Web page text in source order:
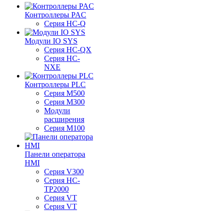
Контроллеры PAC
Серия HC-Q
Модули IO SYS
Серия HC-QX
Серия HC-
NXE
Контроллеры PLC
Серия M500
Серия M300
Модули
расширения
Серия M100
Панели оператора
HMI
Серия V300
Серия HC-
TP2000
Серия VT
Серия VT